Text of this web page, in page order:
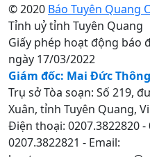
© 2020 Báo Tuyên Quang
Tỉnh uỷ tỉnh Tuyên Quang
Giấy phép hoạt động báo
ngày 17/03/2022
Giám đốc: Mai Đức Thông
Trụ sở Tòa soạn: Số 219,
Xuân, tỉnh Tuyên Quang,
Điện thoại: 0207.3822820 -
0207.3822821 - Email: